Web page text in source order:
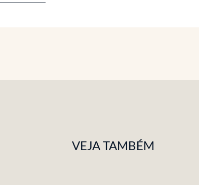
VEJA TAMBÉM